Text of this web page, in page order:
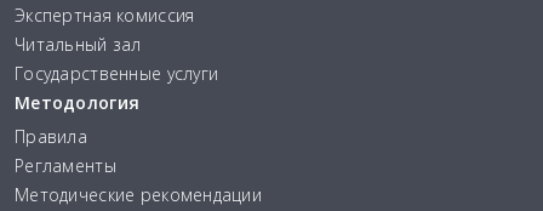
Экспертная комиссия
Читальный зал
Государственные услуги
Методология
Правила
Регламенты
Методические рекомендации